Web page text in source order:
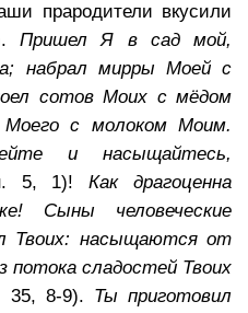
прародители вкусили
Пришел Я в сад мой,
набрал мирры Моей с
сотов Моих с мёдом
с молоком Моим.
и насыщайтесь,
5, 1)!Как драгоценна
Сыны человеческие
Твоих: насыщаются от
потока сладостей Твоих
35, 8-9). Ты приготовил